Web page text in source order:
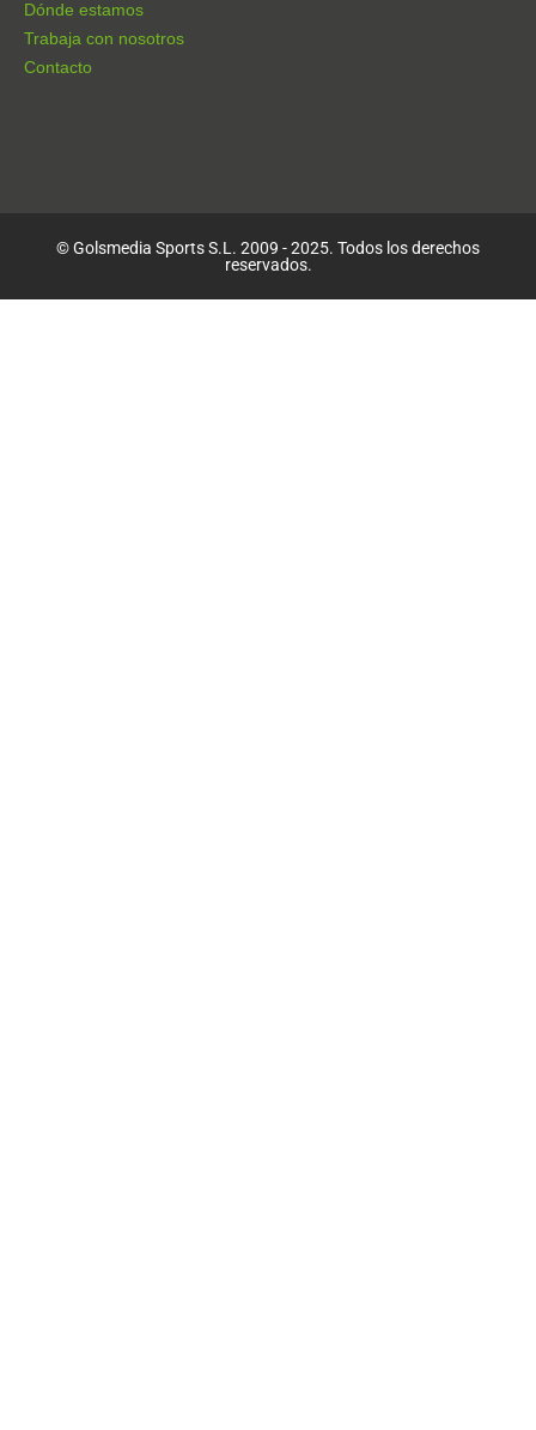
Dónde estamos
Trabaja con nosotros
Contacto
© Golsmedia Sports S.L. 2009 - 2025. Todos los derechos
reservados.